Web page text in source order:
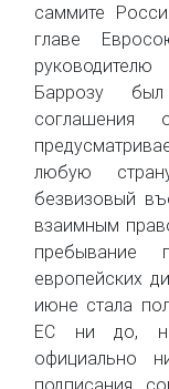
саммите
главе
Баррозу
соглашения
любую
безвизовый
взаимным
пребывание
европейских
июне стала
ЕС ни до, не
официально
подписания